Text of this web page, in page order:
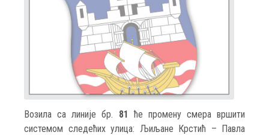
Возила са линије бр. 81ће промену смера вршити
системом следећих улица: Љиљане Крстић – Павла